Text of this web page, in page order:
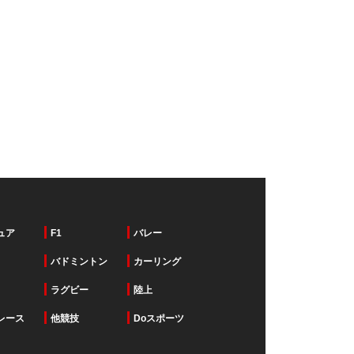
ア F1 バレー
バドミントン カーリング
ラグビー 陸上
ース 他競技 Doスポーツ